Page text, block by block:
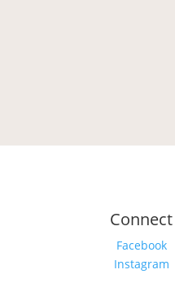
Connect
Facebook
Instagram